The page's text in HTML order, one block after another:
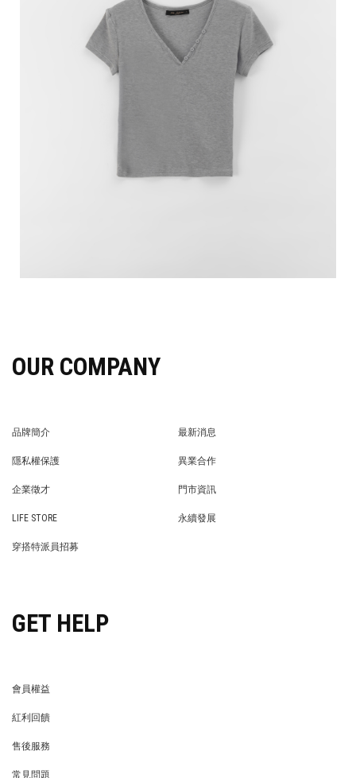
OUR COMPANY
品牌簡介
最新消息
隱私權保護
異業合作
企業徵才
門市資訊
LIFE STORE
永續發展
穿搭特派員招募
GET HELP
會員權益
紅利回饋
售後服務
常見問題